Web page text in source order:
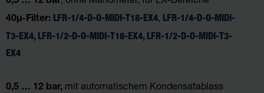
40µ-Filter: LFR-1/4-D-O-MIDI-T18-EX4, LFR-1/4-D-O-MIDI-
T3-EX4, LFR-1/2-D-O-MIDI-T18-EX4, LFR-1/2-D-O-MIDI-T3-
EX4
0,5 … 12 bar, mit automatischem Kondensatablass